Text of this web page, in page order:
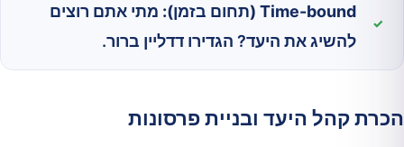
Time-bound (תחום בזמן):
מתי אתם רוצים
להשיג את היעד? הגדירו דדליין ברור.
הכרת קהל היעד ובניית פרסונות